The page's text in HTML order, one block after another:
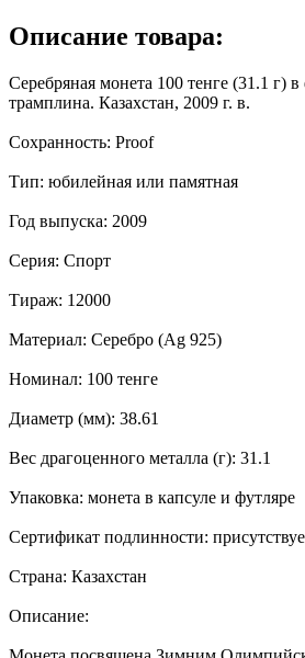
Описание товара:
Серебряная монета 100 тенге (31.1 г)
трамплина. Казахстан, 2009 г. в.
Сохранность: Proof
Тип: юбилейная или памятная
Год выпуска: 2009
Серия: Спорт
Тираж: 12000
Материал: Серебро (Ag 925)
Номинал: 100 тенге
Диаметр (мм): 38.61
Вес драгоценного металла (г): 31.1
Упаковка: монета в капсуле и футляре
Сертификат подлинности:
Страна: Казахстан
Описание: